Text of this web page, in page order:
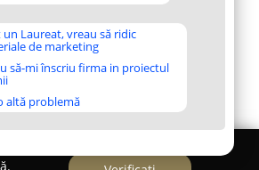
un Laureat, vreau să ridic
de marketing
să-mi înscriu firma in proiectul
altă problemă